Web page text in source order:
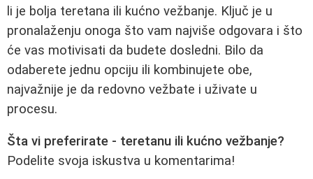
li je bolja teretana ili kućno vežbanje. Ključ je u
pronalaženju onoga što vam najviše odgovara i što
će vas motivisati da budete dosledni. Bilo da
odaberete jednu opciju ili kombinujete obe,
najvažnije je da redovno vežbate i uživate u
procesu.
Šta vi preferirate - teretanu ili kućno vežbanje?
Podelite svoja iskustva u komentarima!